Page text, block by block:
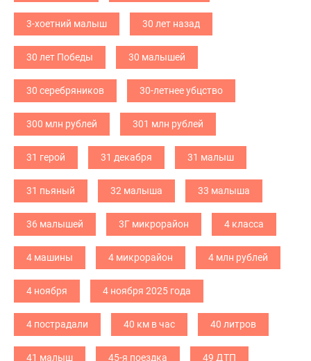
3-хоетний малыш 30 лет назад
30 лет Победы 30 малышей
30 серебряников 30-летнее убцство
300 млн рублей 301 млн рублей
31 герой 31 декабря 31 малыш
31 пьяный 32 малыша 33 малыша
36 малышей 3Г микрорайон 4 класса
4 машины 4 микрорайон 4 млн рублей
4 ноября 4 ноября 2025 года
4 пострадали 40 км в час 40 литров
41 малыш 45-я поездка 49 ДТП